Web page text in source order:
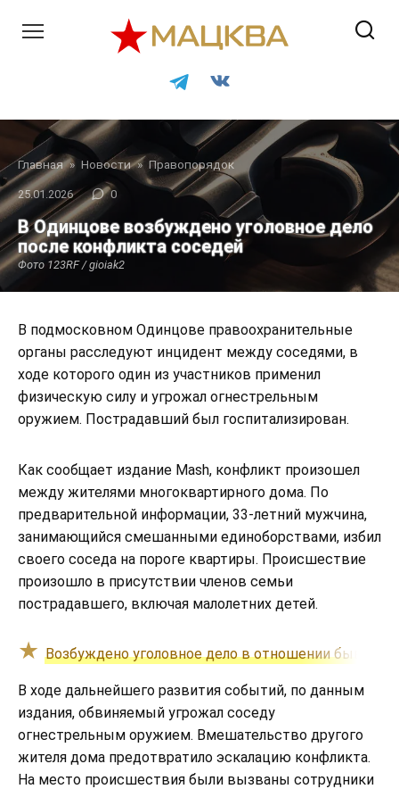
Главная » Новости » Правопорядок
25.01.2026 0
В Одинцове возбуждено уголовное дело
после конфликта соседей
Фото 123RF / gioiak2
В подмосковном Одинцове правоохранительные
органы расследуют инцидент между соседями, в
ходе которого один из участников применил
физическую силу и угрожал огнестрельным
оружием. Пострадавший был госпитализирован.
Как сообщает издание Mash, конфликт произошел
между жителями многоквартирного дома. По
предварительной информации, 33-летний мужчина,
занимающийся смешанными единоборствами, избил
своего соседа на пороге квартиры. Происшествие
произошло в присутствии членов семьи
пострадавшего, включая малолетних детей.
Возбуждено уголовное дело в отношении
В ходе дальнейшего развития событий, по данным
издания, обвиняемый угрожал соседу
огнестрельным оружием. Вмешательство другого
жителя дома предотвратило эскалацию конфликта.
На место происшествия были вызваны сотрудники